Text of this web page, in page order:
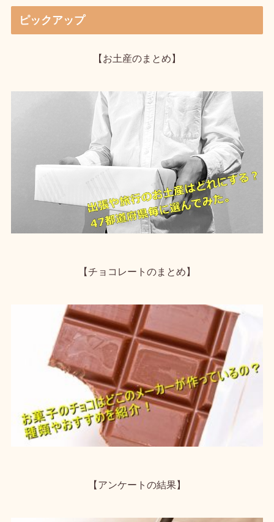
ピックアップ
【お土産のまとめ】
【チョコレートのまとめ】
【アンケートの結果】